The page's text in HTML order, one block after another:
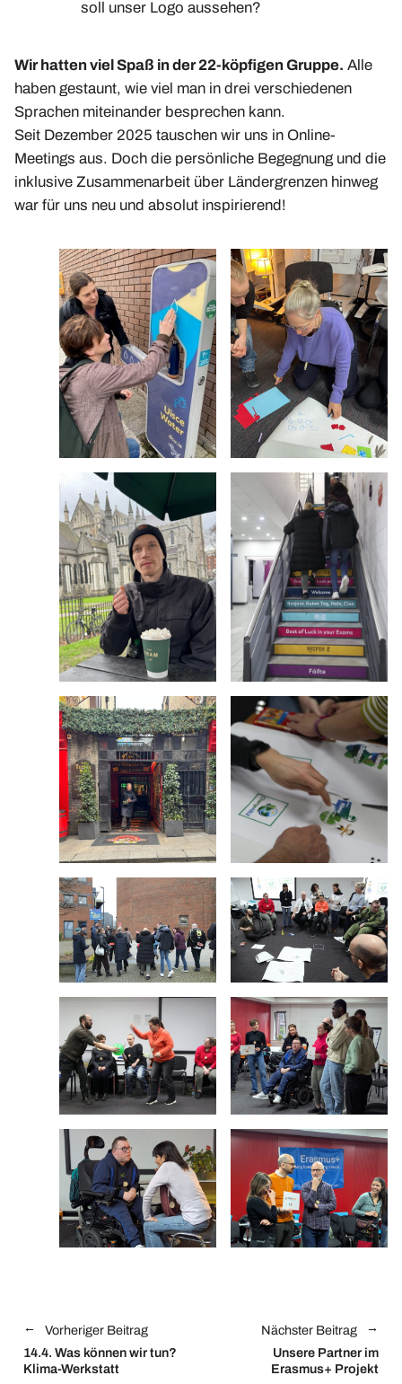
soll unser Logo aussehen?
Wir hatten viel Spaß in der 22-köpfigen Gruppe. Alle
haben gestaunt, wie viel man in drei verschiedenen
Sprachen miteinander besprechen kann.
Seit Dezember 2025 tauschen wir uns in Online-
Meetings aus. Doch die persönliche Begegnung und die
inklusive Zusammenarbeit über Ländergrenzen hinweg
war für uns neu und absolut inspirierend!
Vorheriger Beitrag
14.4.Was können wir tun?
Klima-Werkstatt
Nächster Beitrag
Unsere Partner im
Erasmus+ Projekt